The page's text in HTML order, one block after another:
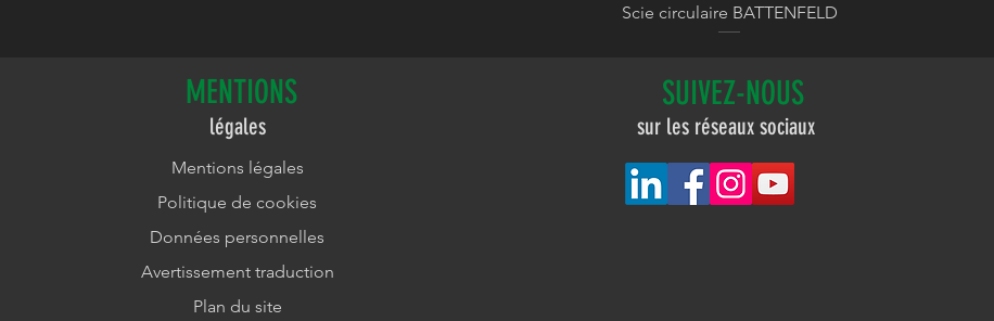
Aperçu rapide
Scie circulaire BATTENFELD
MENTIONS
légales
Mentions légales
Politique de cookies
Données personnelles
Avertissement traduction
Plan du site
SUIVEZ-NOUS
sur les réseaux sociaux